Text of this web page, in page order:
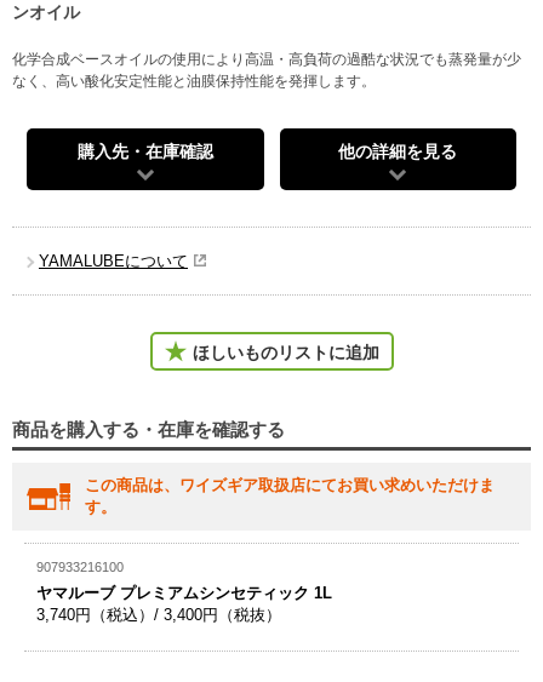
ンオイル
化学合成ベースオイルの使用により高温・高負荷の過酷な状況でも蒸発量が少
なく、高い酸化安定性能と油膜保持性能を発揮します。
購入先・在庫確認 他の詳細を見る
YAMALUBEについて
ほしいものリストに追加
商品を購入する・在庫を確認する
この商品は、ワイズギア取扱店にてお買い求めいただけま
す。
907933216100
ヤマルーブ プレミアムシンセティック 1L
3,740円（税込）/ 3,400円（税抜）